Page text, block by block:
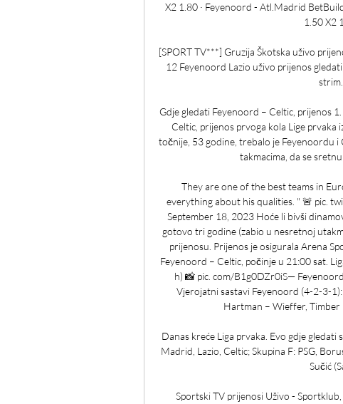
X2 1.80 · Feyenoord - Atl.Madrid
1.50 X2 1.50. ‌. ‌.
[SPORT TV***] Gruzija Škotska uživo
12 Feyenoord Lazio uživo prijenos
strim.
Gdje gledati Feyenoord – Celtic, prijenos
Celtic, prijenos prvoga kola Lige prvaka
točnije, 53 godine, trebalo je Feyenoordu
takmacima, da se
They are one of the best teams in
everything about his qualities. " 🚨 pic.
September 18, 2023 Hoće li bivši
gotovo tri godine (zabio u nesretnoj
prijenosu. Prijenos je osigurala Arena
Feyenoord – Celtic, počinje u 21:00 sat.
h) 📸 pic. com/B1g0DZr0iS—
Vjerojatni sastavi Feyenoord (4-2-3-
Hartman – Wieffer, Timber
Danas kreće Liga prvaka. Evo gdje
Madrid, Lazio, Celtic; Skupina F: PSG,
Sučić
Sportski TV prijenosi Uživo -